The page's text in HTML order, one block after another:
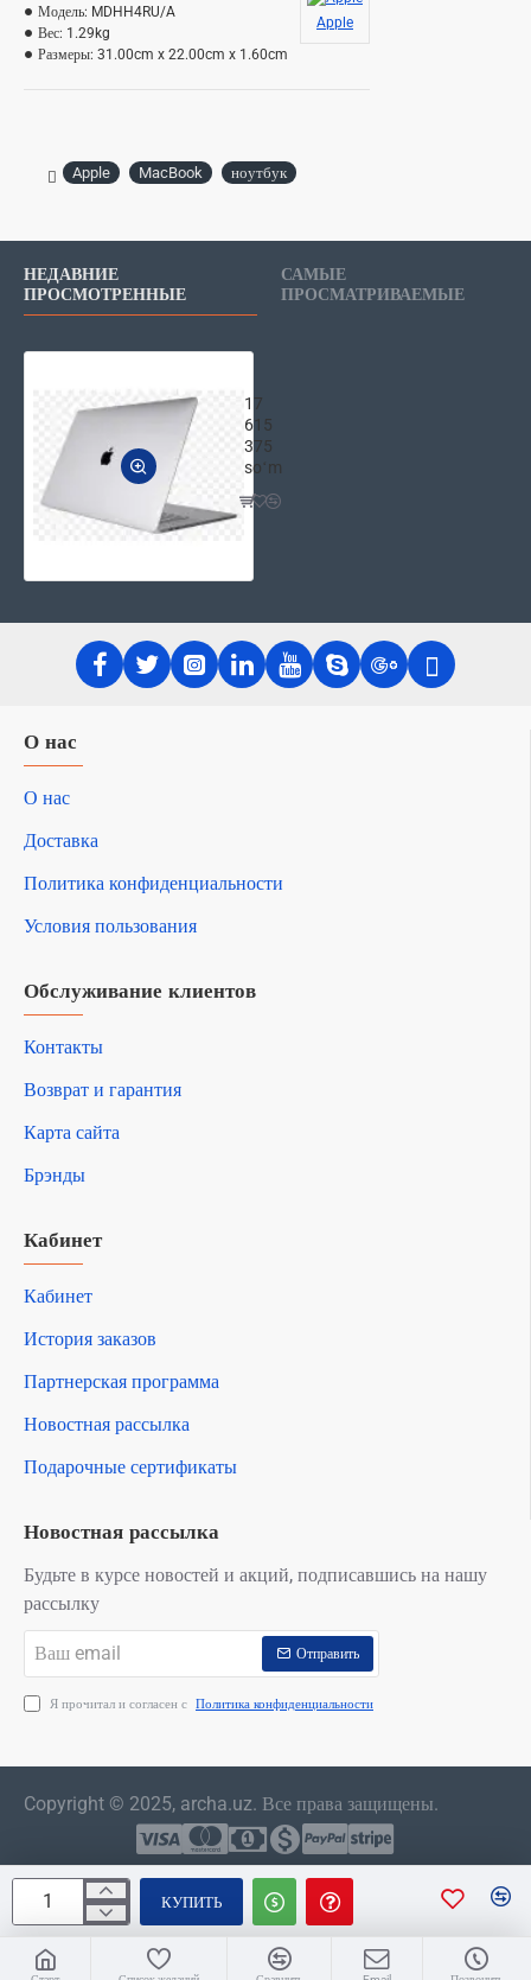
Модель: MDHH4RU/A
Вес: 1.29kg
Размеры: 31.00cm x 22.00cm x 1.60cm
Apple
КУПИТЬ
Apple MacBook ноутбук
НЕДАВНИЕ
ПРОСМОТРЕННЫЕ
САМЫЕ
ПРОСМАТРИВАЕМЫЕ
17
615
375
soʻm
О нас
О нас
Доставка
Политика конфиденциальности
Условия пользования
Обслуживание клиентов
Контакты
Возврат и гарантия
Карта сайта
Брэнды
Кабинет
Кабинет
История заказов
Партнерская программа
Новостная рассылка
Подарочные сертификаты
Новостная рассылка
Будьте в курсе новостей и акций, подписавшись на нашу
рассылку
email
Отправить
Я прочитал и согласен с Политика конфиденциальности
Copyright © 2025, archa.uz. Все права защищены.